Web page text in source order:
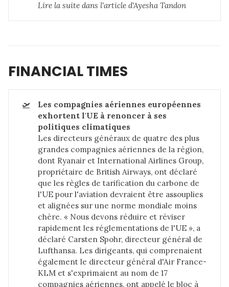
Lire la suite dans l'article d'Ayesha Tandon
FINANCIAL TIMES
🛫
Les compagnies aériennes européennes
exhortent l'UE à renoncer à ses
politiques climatiques
Les directeurs généraux de quatre des plus
grandes compagnies aériennes de la région,
dont Ryanair et International Airlines Group,
propriétaire de British Airways, ont déclaré
que les règles de tarification du carbone de
l'UE pour l'aviation devraient être assouplies
et alignées sur une norme mondiale moins
chère. « Nous devons réduire et réviser
rapidement les réglementations de l'UE », a
déclaré Carsten Spohr, directeur général de
Lufthansa. Les dirigeants, qui comprenaient
également le directeur général d'Air France-
KLM et s'exprimaient au nom de 17
compagnies aériennes, ont appelé le bloc à